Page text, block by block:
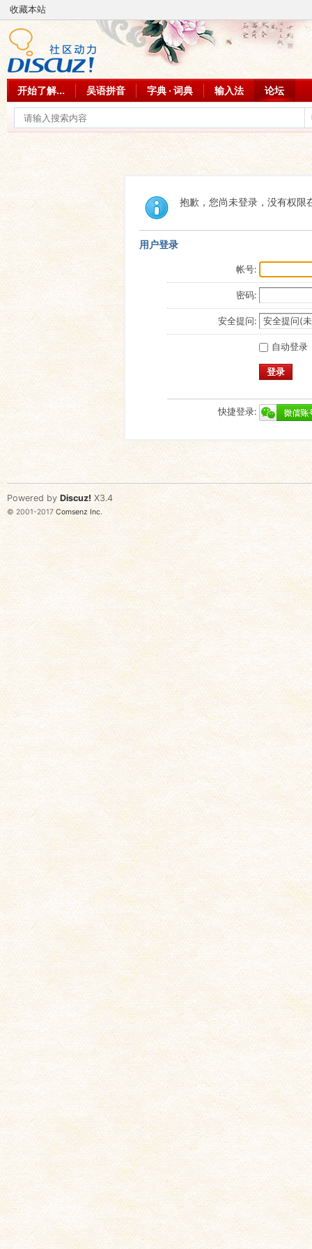
收藏本站
开始了解... 吴语拼音 字典 · 词典 输入法 论坛
抱歉，您尚未登录，没有权限
用户登录
帐号:
密码:
安全提问:
自动登录
登录
快捷登录:
Powered by Discuz! X3.4
© 2001-2017 Comsenz Inc.